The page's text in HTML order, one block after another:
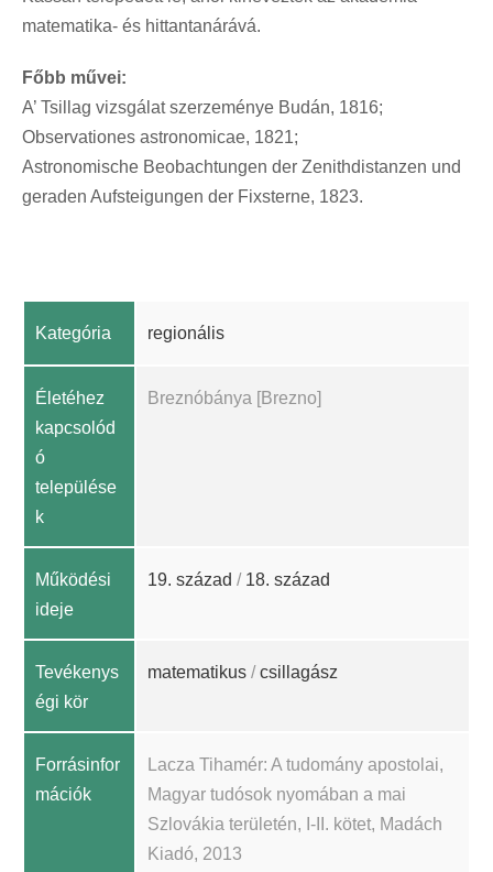
matematika- és hittantanárává.
Főbb művei:
A’ Tsillag vizsgálat szerzeménye Budán, 1816;
Observationes astronomicae, 1821;
Astronomische Beobachtungen der Zenithdistanzen und
geraden Aufsteigungen der Fixsterne, 1823.
Kategória regionális
Életéhez
kapcsolód
ó
települése
k
Breznóbánya [Brezno]
Működési
ideje
19. század / 18. század
Tevékenys
égi kör
matematikus /csillagász
Forrásinfor
mációk
Lacza Tihamér: A tudomány apostolai,
Magyar tudósok nyomában a mai
Szlovákia területén, I-II. kötet, Madách
Kiadó, 2013